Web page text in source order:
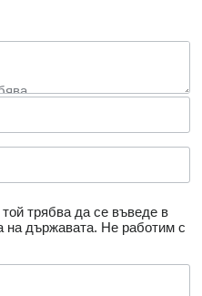
трябва да се въведе в
на държавата. Не работим с